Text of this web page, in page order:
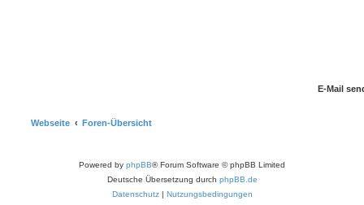
Webseite Foren-Übersicht
Powered by phpBB® Forum Software © phpBB Limited
Deutsche Übersetzung durch phpBB.de
Datenschutz| Nutzungsbedingungen